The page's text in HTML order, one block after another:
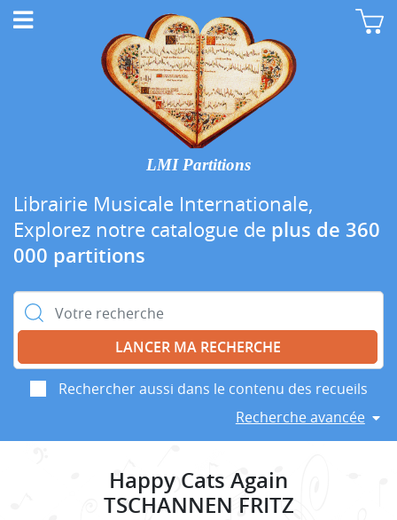
LMI Partitions
Librairie Musicale Internationale,
Explorez notre catalogue de plus de 360
000 partitions
Rechercher :
Rechercher aussi dans le contenu des recueils
Recherche avancée
Happy Cats Again
TSCHANNEN FRITZ